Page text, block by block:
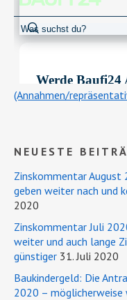
(Annahmen/
NEUESTE
Zinskommentar August
geben weiter nach und
2020
Zinskommentar Juli
weiter und auch lange
günstiger 31. Juli 2020
Baukindergeld: Die
2020 –